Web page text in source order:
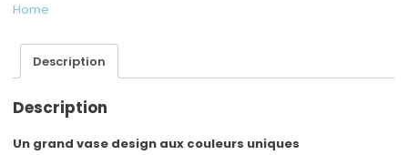
bleu
blanc,
Home
Description
Description
Un grand vase design aux couleurs uniques